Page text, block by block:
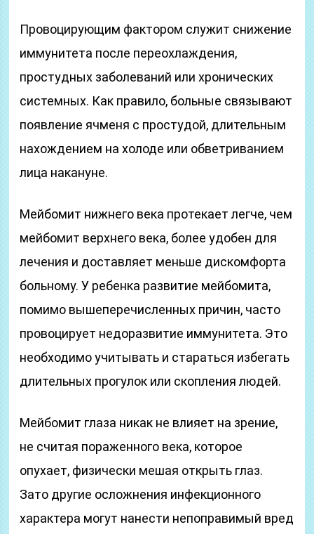
Провоцирующим фактором служит снижение
иммунитета после переохлаждения,
простудных заболеваний или хронических
системных. Как правило, больные связывают
появление ячменя с простудой, длительным
нахождением на холоде или обветриванием
лица накануне.
Мейбомит нижнего века протекает легче, чем
мейбомит верхнего века, более удобен для
лечения и доставляет меньше дискомфорта
больному. У ребенка развитие мейбомита,
помимо вышеперечисленных причин, часто
провоцирует недоразвитие иммунитета. Это
необходимо учитывать и стараться избегать
длительных прогулок или скопления людей.
Мейбомит глаза никак не влияет на зрение,
не считая пораженного века, которое
опухает, физически мешая открыть глаз.
Зато другие осложнения инфекционного
характера могут нанести непоправимый вред